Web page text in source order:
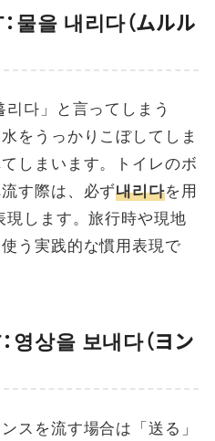
물을 내리다（ムルル
다」と言ってしまう
をうっかりこぼしてしま
しまいます。トイレのボ
す際は、必ず내리다を用
します。旅行時や現地
う実践的な慣用表現で
영상을 보내다（ヨン
スを流す場合は「送る」